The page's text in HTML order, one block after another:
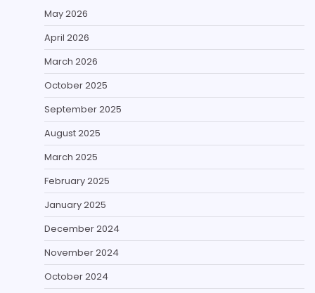
May 2026
April 2026
March 2026
October 2025
September 2025
August 2025
March 2025
February 2025
January 2025
December 2024
November 2024
October 2024